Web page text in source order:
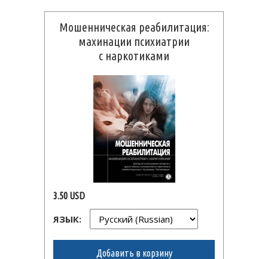
Мошенническая реабилитация:
махинации психиатрии
с наркотиками
3.50 USD
ЯЗЫК:
Добавить в корзину